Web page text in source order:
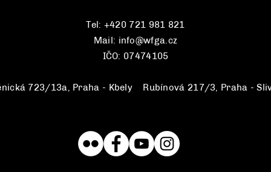
Tel: +420 721 981 821
Mail: info@wfga.cz
IČO: 07474105
723/13a, Praha - Kbely Rubínová 217/3, Praha -